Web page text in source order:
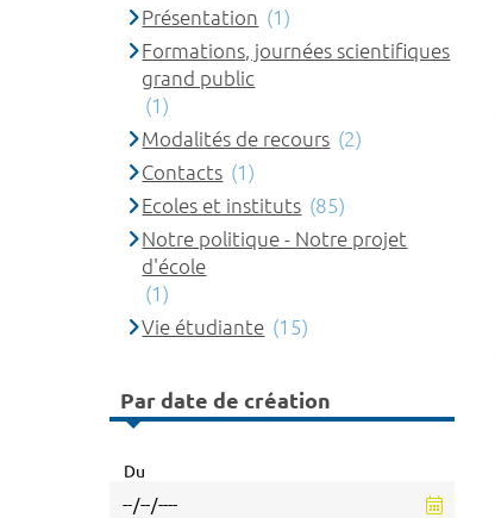
Présentation (1)
Formations, journées scientifiques
grand public
(1)
Modalités de recours (2)
Contacts (1)
Ecoles et instituts (85)
Notre politique - Notre projet
d'école
(1)
Vie étudiante (15)
Par date de création
Du